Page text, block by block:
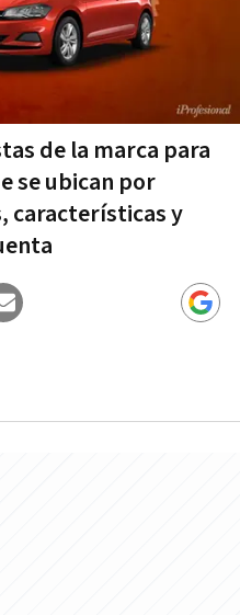
de la marca para
se ubican por
características y